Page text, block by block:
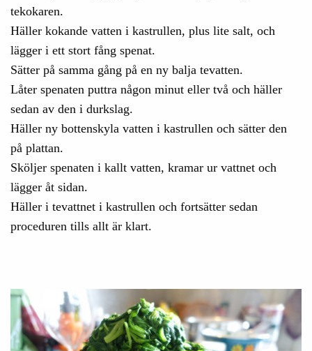
tekokaren.
Häller kokande vatten i kastrullen, plus lite salt, och
lägger i ett stort fång spenat.
Sätter på samma gång på en ny balja tevatten.
Låter spenaten puttra någon minut eller två och häller
sedan av den i durkslag.
Häller ny bottenskyla vatten i kastrullen och sätter den
på plattan.
Sköljer spenaten i kallt vatten, kramar ur vattnet och
lägger åt sidan.
Häller i tevattnet i kastrullen och fortsätter sedan
proceduren tills allt är klart.